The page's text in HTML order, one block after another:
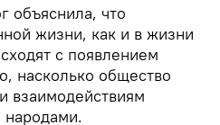
объяснила, что
жизни, как и в жизни
с появлением
насколько общество
взаимодействиям
народами.